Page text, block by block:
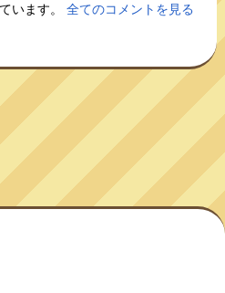
います。全てのコメントを見る